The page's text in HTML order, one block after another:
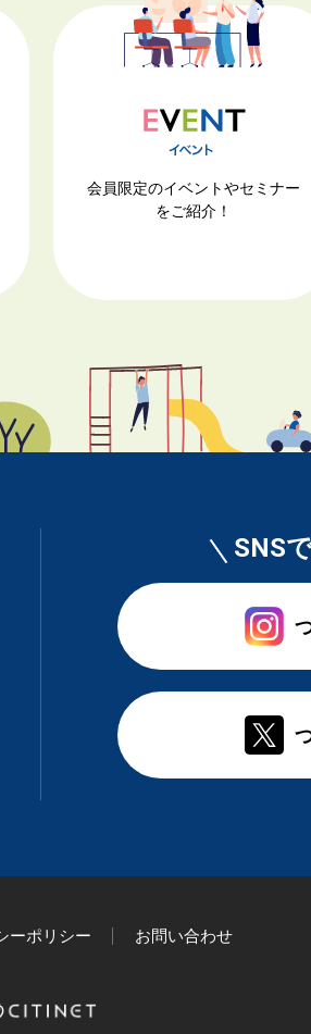
会員限定のイベントやセミナー
をご紹介！
SNS
ーポリシー お問い合わせ